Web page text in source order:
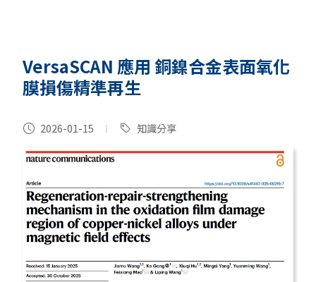
VersaSCAN 應用 銅鎳合金表面氧化
膜損傷精準再生
2026-01-15 知識分享